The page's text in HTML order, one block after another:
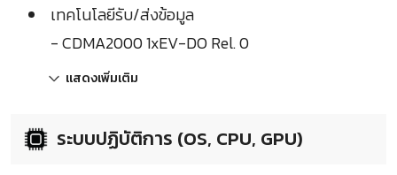
เทคโนโลยีรับ/ส่งข้อมูล
- CDMA2000 1xEV-DO Rel. 0
แสดงเพิ่มเติม
ระบบปฏิบัติการ (OS, CPU, GPU)